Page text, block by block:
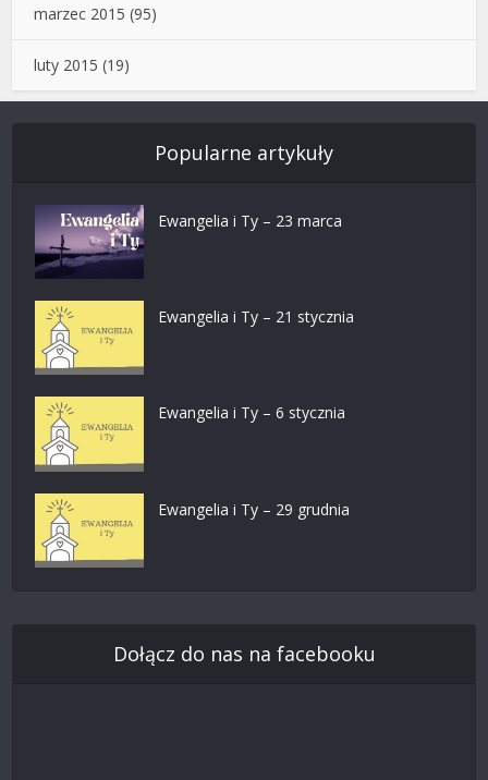
marzec 2015 (95)
luty 2015 (19)
Popularne artykuły
Ewangelia i Ty – 23 marca
Ewangelia i Ty – 21 stycznia
Ewangelia i Ty – 6 stycznia
Ewangelia i Ty – 29 grudnia
Dołącz do nas na facebooku